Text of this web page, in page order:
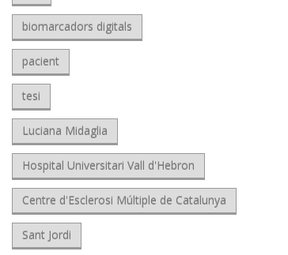
biomarcadors digitals
pacient
tesi
Luciana Midaglia
Hospital Universitari Vall d'Hebron
Centre d'Esclerosi Múltiple de Catalunya
Sant Jordi